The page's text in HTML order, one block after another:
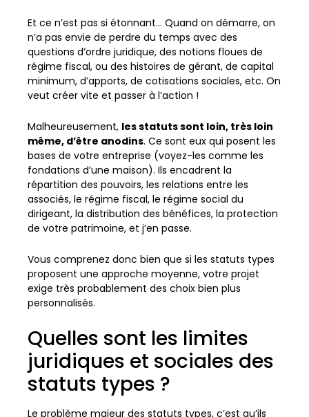
Et ce n’est pas si étonnant… Quand on démarre, on
n’a pas envie de perdre du temps avec des
questions d’ordre juridique, des notions floues de
régime fiscal, ou des histoires de gérant, de capital
minimum, d’apports, de cotisations sociales, etc. On
veut créer vite et passer à l’action !
Malheureusement, les statuts sont loin, très loin
même, d’être anodins. Ce sont eux qui posent les
bases de votre entreprise (voyez-les comme les
fondations d’une maison). Ils encadrent la
répartition des pouvoirs, les relations entre les
associés, le régime fiscal, le régime social du
dirigeant, la distribution des bénéfices, la protection
de votre patrimoine, et j’en passe.
Vous comprenez donc bien que si les statuts types
proposent une approche moyenne, votre projet
exige très probablement des choix bien plus
personnalisés.
Quelles sont les limites
juridiques et sociales des
statuts types ?
Le problème majeur des statuts types, c’est qu’ils